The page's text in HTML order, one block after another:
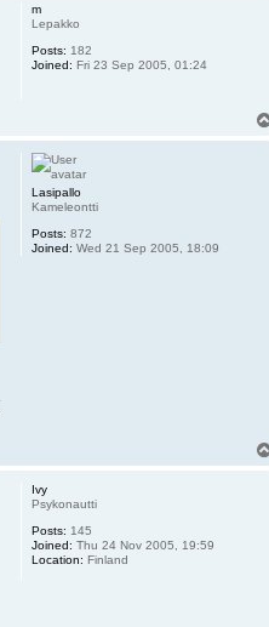
m
Lepakko
Posts: 182
Joined: Fri 23 Sep 2005, 01:24
Lasipallo
Kameleontti
Posts: 872
Joined: Wed 21 Sep 2005, 18:09
Ivy
Psykonautti
Posts: 145
Joined: Thu 24 Nov 2005, 19:59
Location: Finland